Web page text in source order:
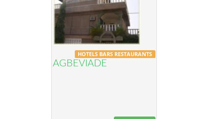
HOTELS BARS RESTAURANTS
AGBEVIADE